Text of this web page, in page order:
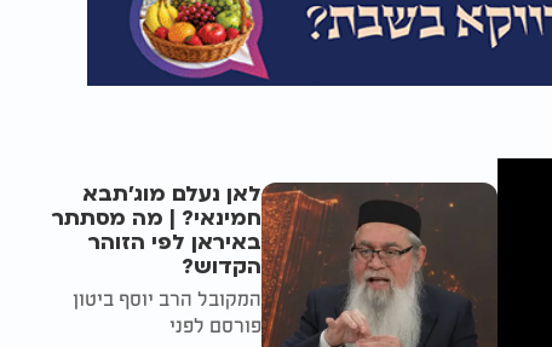
לאן נעלם מוג'תבא
חמינאי? | מה מסתתר
באיראן לפי הזוהר
הקדוש?
המקובל הרב יוסף ביטון
פורסם לפני